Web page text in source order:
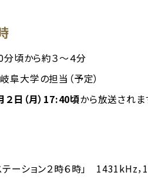
頃から約３～４分
学の担当（予定）
２日（月）17:40頃から放送されま
テーション２時６時」 1431kHz